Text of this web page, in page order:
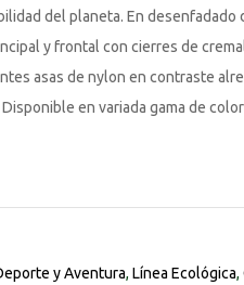
del planeta. En desenfadado
y frontal con cierres de
asas de nylon en contraste
en variada gama de
y Aventura, Línea Ecológica,